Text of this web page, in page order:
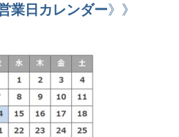
業日カレンダー》》